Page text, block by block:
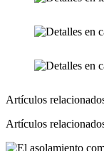
Artículos
Artículos